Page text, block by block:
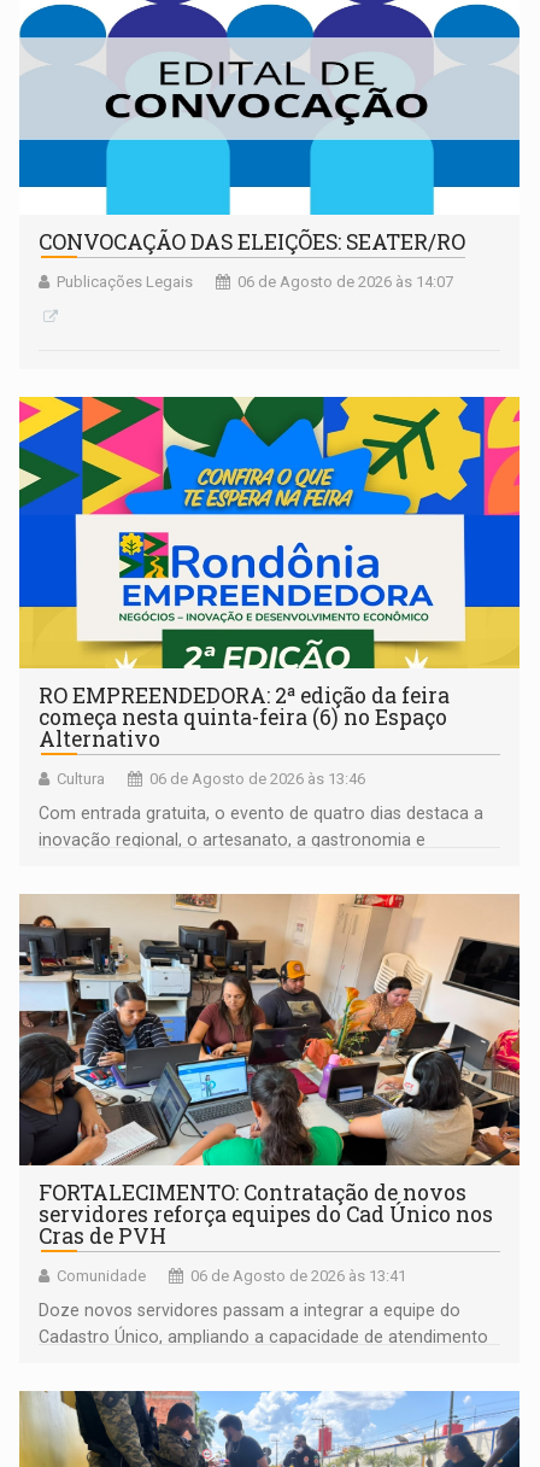
CONVOCAÇÃO DAS ELEIÇÕES: SEATER/RO
Publicações Legais 06 de Agosto de 2026 às 14:07
RO EMPREENDEDORA: 2ª edição da feira
começa nesta quinta-feira (6) no Espaço
Alternativo
Cultura 06 de Agosto de 2026 às 13:46
Com entrada gratuita, o evento de quatro dias destaca a
inovação regional, o artesanato, a gastronomia e
FORTALECIMENTO: Contratação de novos
servidores reforça equipes do Cad Único nos
Cras de PVH
Comunidade 06 de Agosto de 2026 às 13:41
Doze novos servidores passam a integrar a equipe do
Cadastro Único, ampliando a capacidade de atendimento